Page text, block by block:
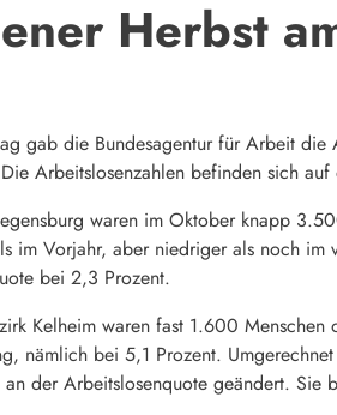
Herbst
gab die Bundesagentur für Arbeit
Arbeitslosenzahlen befinden sich auf
waren im Oktober knapp
im Vorjahr, aber niedriger als noch
bei 2,3 Prozent.
Kelheim waren fast 1.600
nämlich bei 5,1 Prozent.
der Arbeitslosenquote geändert.